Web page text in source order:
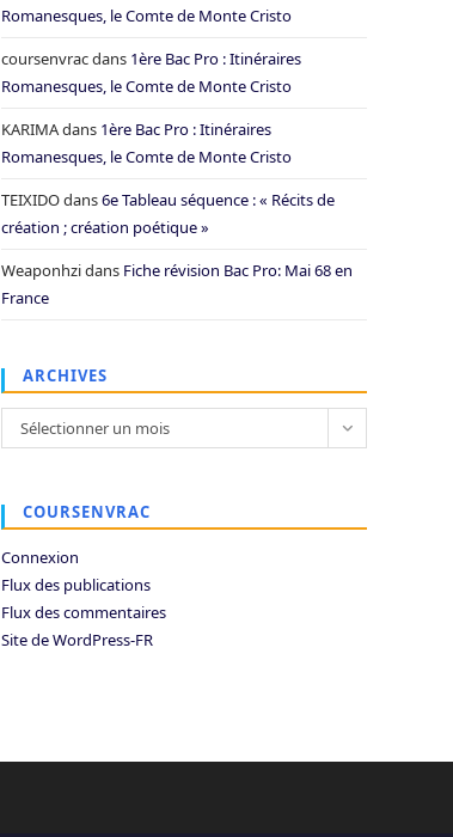
Romanesques, le Comte de Monte Cristo
coursenvracdans 1ère Bac Pro : Itinéraires
Romanesques, le Comte de Monte Cristo
KARIMAdans 1ère Bac Pro : Itinéraires
Romanesques, le Comte de Monte Cristo
TEIXIDOdans6e Tableau séquence : « Récits de
création ; création poétique »
Weaponhzidans Fiche révision Bac Pro: Mai 68 en
France
ARCHIVES
Archives
Sélectionner un mois
COURSENVRAC
Connexion
Flux des publications
Flux des commentaires
Site de WordPress-FR